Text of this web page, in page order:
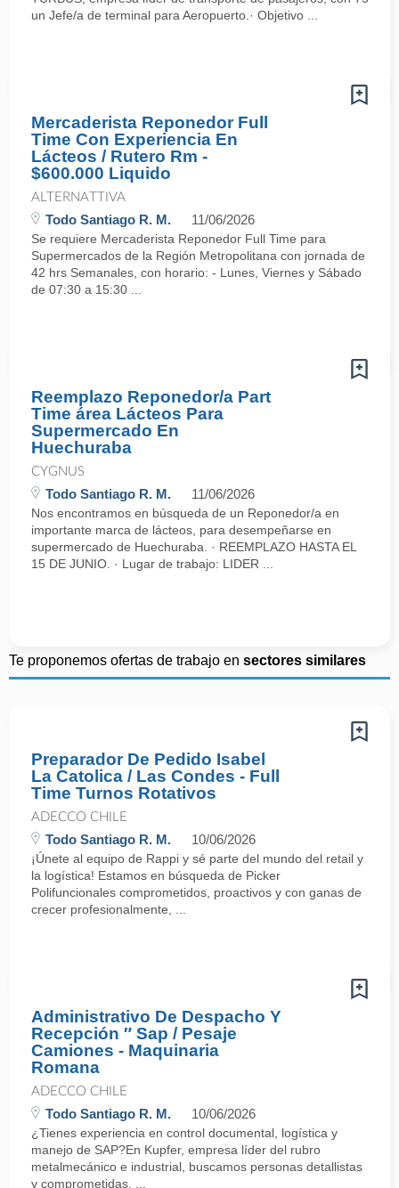
un Jefe/a de terminal para Aeropuerto.· Objetivo ...
Mercaderista Reponedor Full
Time Con Experiencia En
Lácteos / Rutero Rm -
$600.000 Liquido
ALTERNATTIVA
Todo Santiago R. M. 11/06/2026
Se requiere Mercaderista Reponedor Full Time para
Supermercados de la Región Metropolitana con jornada de
42 hrs Semanales, con horario: - Lunes, Viernes y Sábado
de 07:30 a 15:30 ...
Reemplazo Reponedor/a Part
Time área Lácteos Para
Supermercado En
Huechuraba
CYGNUS
Todo Santiago R. M. 11/06/2026
Nos encontramos en búsqueda de un Reponedor/a en
importante marca de lácteos, para desempeñarse en
supermercado de Huechuraba. · REEMPLAZO HASTA EL
15 DE JUNIO. · Lugar de trabajo: LIDER ...
Te proponemos ofertas de trabajo en sectores similares
Preparador De Pedido Isabel
La Catolica / Las Condes - Full
Time Turnos Rotativos
ADECCO CHILE
Todo Santiago R. M. 10/06/2026
¡Únete al equipo de Rappi y sé parte del mundo del retail y
la logística! Estamos en búsqueda de Picker
Polifuncionales comprometidos, proactivos y con ganas de
crecer profesionalmente, ...
Administrativo De Despacho Y
Recepción ″ Sap / Pesaje
Camiones - Maquinaria
Romana
ADECCO CHILE
Todo Santiago R. M. 10/06/2026
¿Tienes experiencia en control documental, logística y
manejo de SAP?En Kupfer, empresa líder del rubro
metalmecánico e industrial, buscamos personas detallistas
y comprometidas, ...